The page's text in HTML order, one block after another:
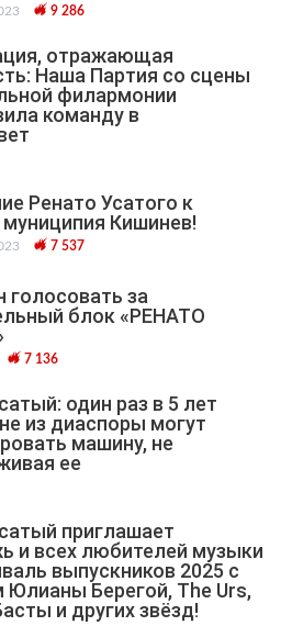
9 286
отражающая
Наша Партия со сцены
филармонии
команду в
Ренато Усатого к
Кишинев!
7 537
голосовать за
блок «РЕНАТО
7 136
один раз в 5 лет
из диаспоры могут
машину, не
ее
приглашает
и всех любителей музыки
выпускников 2025 с
Юлианы Берегой, The Urs,
и других звёзд!